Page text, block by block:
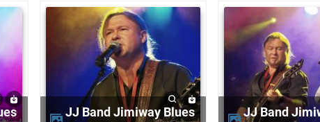
JJ Band Jimiway Blues
JJ Band Jimiway Blues